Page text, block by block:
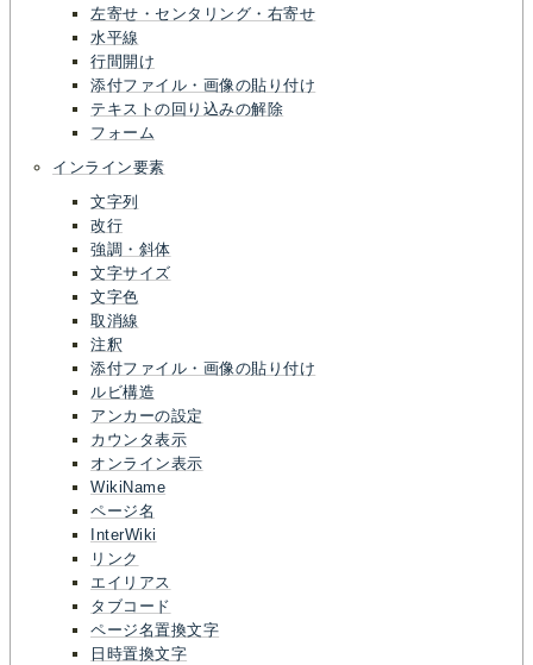
左寄せ・センタリング・右寄せ
水平線
行間開け
添付ファイル・画像の貼り付け
テキストの回り込みの解除
フォーム
インライン要素
文字列
改行
強調・斜体
文字サイズ
文字色
取消線
注釈
添付ファイル・画像の貼り付け
ルビ構造
アンカーの設定
カウンタ表示
オンライン表示
WikiName
ページ名
InterWiki
リンク
エイリアス
タブコード
ページ名置換文字
日時置換文字